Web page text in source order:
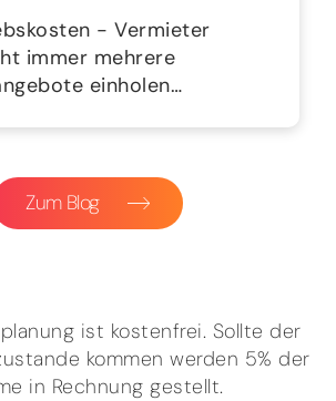
- Vermieter
immer mehrere
einholen…
Zum Blog
ist kostenfrei. Sollte der
kommen werden 5% der
in Rechnung gestellt.